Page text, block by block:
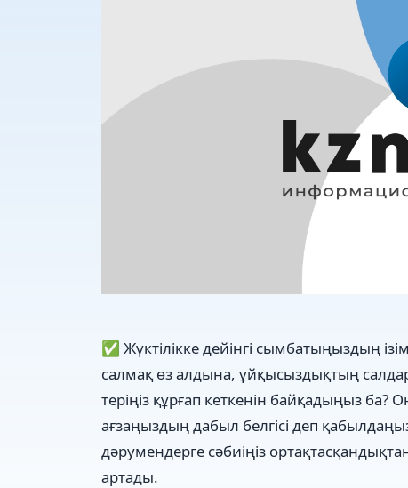
✅ Жүктілікке дейінгі сымбатыңыздың
салмақ өз алдына, ұйқысыздықтың
теріңіз құрғап кеткенін байқадыңыз
ағзаңыздың дабыл белгісі деп
дәрумендерге сәбиіңіз
артады.